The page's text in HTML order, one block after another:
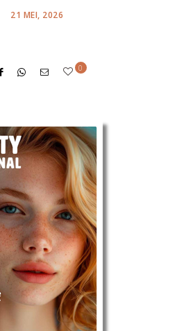
POSTED
21 MEI, 2026
0